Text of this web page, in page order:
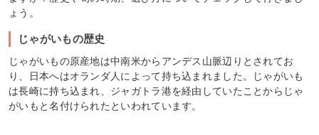
ょう。
じゃがいもの歴史
じゃがいもの原産地は中南米からアンデス山脈辺りとされてお
り、日本へはオランダ人によって持ち込まれました。じゃがいも
は長崎に持ち込まれ、ジャガトラ港を経由していたことからじゃ
がいもと名付けられたといわれています。